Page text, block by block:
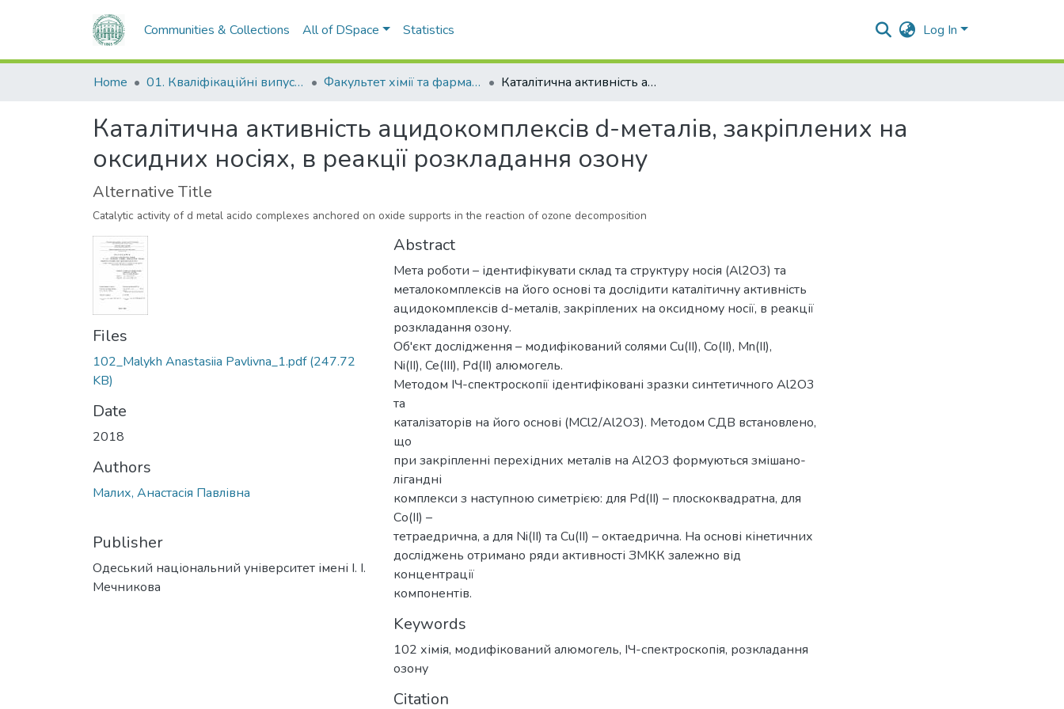
Communities & Collections All of DSpace Statistics Log In
Home 01. Кваліфікаційні випускні роботи здобувачів вищої освіти Факультет хімії та фармації Каталітична активність ацидокомплексів d-металів, закріплених на оксидних носіях, в реакції розкладання озону
Каталітична активність ацидокомплексів d-металів, закріплених на
оксидних носіях, в реакції розкладання озону
Alternative Title
Catalytic activity of d metal acido complexes anchored on oxide supports in the reaction of ozone decomposition
Files
102_Malykh Anastasiia Pavlivna_1.pdf(247.72
KB)
Date
2018
Authors
Малих, Анастасія Павлівна
Publisher
Одеський національний університет імені І. І.
Мечникова
Abstract
Мета роботи – ідентифікувати склад та структуру носія (Al2O3) та
металокомплексів на його основі та дослідити каталітичну активність
ацидокомплексів d-металів, закріплених на оксидному носії, в реакції
розкладання озону.
Об'єкт дослідження – модифікований солями Cu(ІІ), Co(ІІ), Mn(ІІ),
Ni(ІІ), Ce(ІІІ), Pd(ІІ) алюмогель.
Методом ІЧ-спектроскопії ідентифіковані зразки синтетичного Al2O3
та
каталізаторів на його основі (MCl2/Al2O3). Методом СДВ встановлено,
що
при закріпленні перехідних металів на Al2O3 формуються змішано-
лігандні
комплекси з наступною симетрією: для Pd(II) – плоскоквадратна, для
Со(ІІ) –
тетраедрична, а для Ni(II) та Cu(II) – октаедрична. На основі кінетичних
досліджень отримано ряди активності ЗМКК залежно від
концентрації
компонентів.
Keywords
102 хімія, модифікований алюмогель, ІЧ-спектроскопія, розкладання
озону
Citation